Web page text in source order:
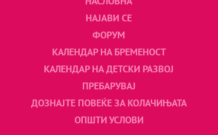
НАЈАВИ СЕ
ФОРУМ
КАЛЕНДАР НА БРЕМЕНОСТ
КАЛЕНДАР НА ДЕТСКИ РАЗВОЈ
ПРЕБАРУВАЈ
ДОЗНАЈТЕ ПОВЕЌЕ ЗА КОЛАЧИЊАТА
ОПШТИ УСЛОВИ